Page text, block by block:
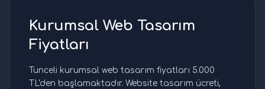
Kurumsal Web Tasarım
Fiyatları
Tunceli kurumsal web tasarım fiyatları 5.000
TL'den başlamaktadır. Website tasarım ücreti,